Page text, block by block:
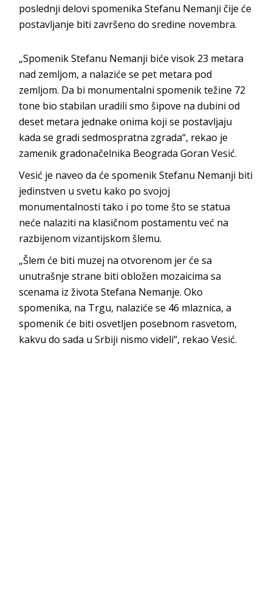
poslednji delovi spomenika Stefanu Nemanji čije će
postavljanje biti završeno do sredine novembra.
„Spomenik Stefanu Nemanji biće visok 23 metara
nad zemljom, a nalaziće se pet metara pod
zemljom. Da bi monumentalni spomenik težine 72
tone bio stabilan uradili smo šipove na dubini od
deset metara jednake onima koji se postavljaju
kada se gradi sedmospratna zgrada“, rekao je
zamenik gradonačelnika Beograda Goran Vesić.
Vesić je naveo da će spomenik Stefanu Nemanji biti
jedinstven u svetu kako po svojoj
monumentalnosti tako i po tome što se statua
neće nalaziti na klasičnom postamentu već na
razbijenom vizantijskom šlemu.
„Šlem će biti muzej na otvorenom jer će sa
unutrašnje strane biti obložen mozaicima sa
scenama iz života Stefana Nemanje. Oko
spomenika, na Trgu, nalaziće se 46 mlaznica, a
spomenik će biti osvetljen posebnom rasvetom,
kakvu do sada u Srbiji nismo videli“, rekao Vesić.